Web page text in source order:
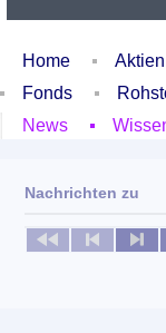
Home Aktien
Fonds
News
Nachrichten zu
Keine News verfügbar